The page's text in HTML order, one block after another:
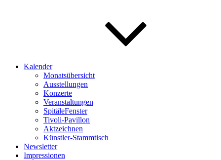
Kalender
Monatsübersicht
Ausstellungen
Konzerte
Veranstaltungen
SpitäleFenster
Tivoli-Pavillon
Aktzeichnen
Künstler-Stammtisch
Newsletter
Impressionen